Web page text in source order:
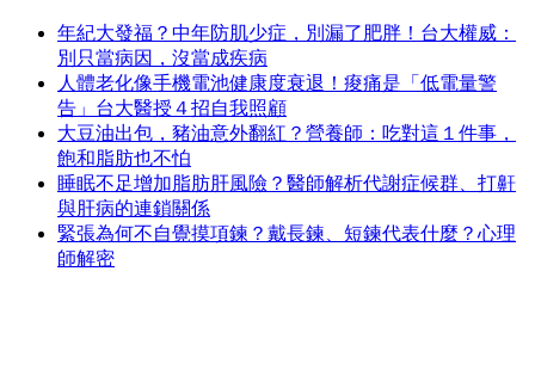
年紀大發福？中年防肌少症，別漏了肥胖！台大權威：
別只當病因，沒當成疾病
人體老化像手機電池健康度衰退！痠痛是「低電量警
告」台大醫授４招自我照顧
大豆油出包，豬油意外翻紅？營養師：吃對這１件事，
飽和脂肪也不怕
睡眠不足增加脂肪肝風險？醫師解析代謝症候群、打鼾
與肝病的連鎖關係
緊張為何不自覺摸項鍊？戴長鍊、短鍊代表什麼？心理
師解密